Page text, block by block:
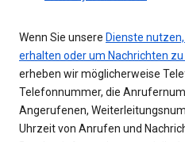
Wenn Sie unsere Dienste
erhalten oder um Nachrichten
erheben wir möglicherweise
Telefonnummer, die
Angerufenen,
Uhrzeit von Anrufen und